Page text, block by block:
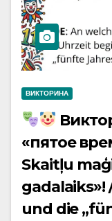
ВИКТОРИНА
«пятое
Skaitļu
gadalaiks»!
und die